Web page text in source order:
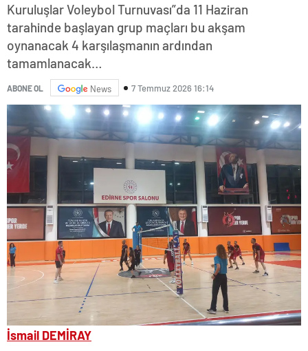
Kuruluşlar Voleybol Turnuvası”da 11 Haziran
tarahinde başlayan grup maçları bu akşam
oynanacak 4 karşılaşmanın ardından
tamamlanacak…
ABONE OL News 7 Temmuz 2026 16:14
İsmail DEMİRAY